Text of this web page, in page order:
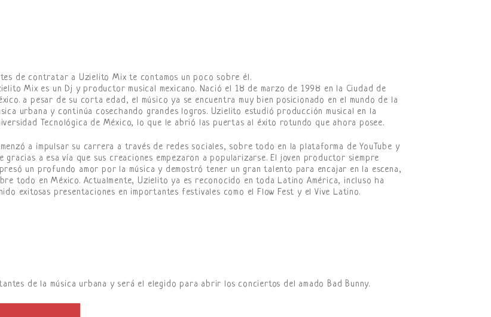
de contratar a Uzielito Mix te contamos un poco sobre él.
Mix es un Dj y productor musical mexicano. Nació el 18 de marzo de 1998 en la Ciudad de
a pesar de su corta edad, el músico ya se encuentra muy bien posicionado en el mundo de la
urbana y continúa cosechando grandes logros. Uzielito estudió producción musical en la
Tecnológica de México, lo que le abrió las puertas al éxito rotundo que ahora posee.
a impulsar su carrera a través de redes sociales, sobre todo en la plataforma de YouTube y
gracias a esa vía que sus creaciones empezaron a popularizarse. El joven productor siempre
un profundo amor por la música y demostró tener un gran talento para encajar en la escena,
todo en México. Actualmente, Uzielito ya es reconocido en toda Latino América, incluso ha
exitosas presentaciones en importantes festivales como el Flow Fest y el Vive Latino.
de la música urbana y será el elegido para abrir los conciertos del amado Bad Bunny.